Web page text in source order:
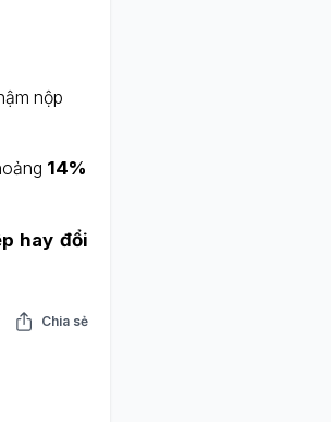
nộp
14%
hay đổi
Chia sẻ